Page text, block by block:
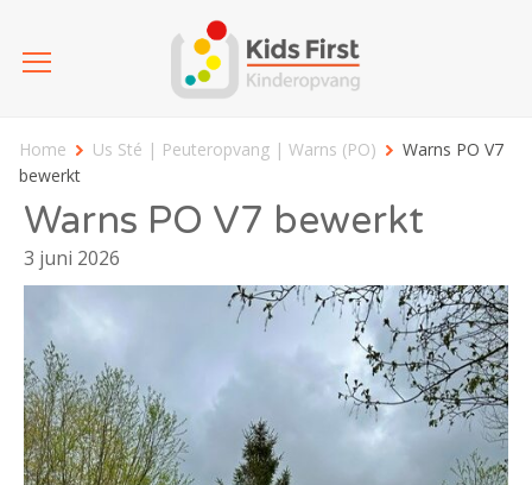
Home Us Sté | Peuteropvang | Warns (PO)
Warns PO V7
bewerkt
Warns PO V7 bewerkt
3 juni 2026